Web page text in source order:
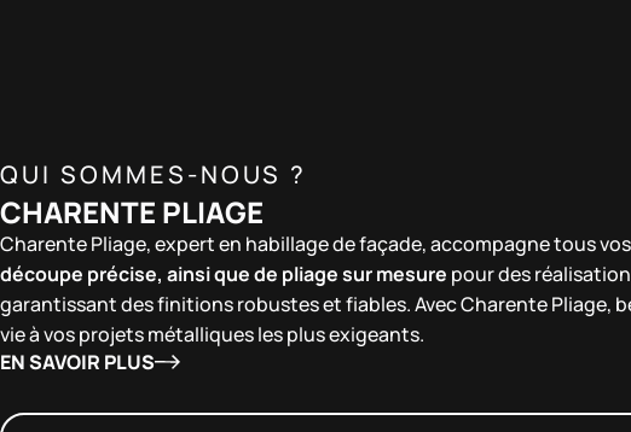
QUI SOMMES-NOUS ?
CHARENTE PLIAGE
Charente Pliage, expert en habillage de façade, accompagne tous
découpe précise, ainsi que de pliage sur mesure pour des
garantissant des finitions robustes et fiables. Avec Charente Pliage,
vie à vos projets métalliques les plus exigeants.
EN SAVOIR PLUS